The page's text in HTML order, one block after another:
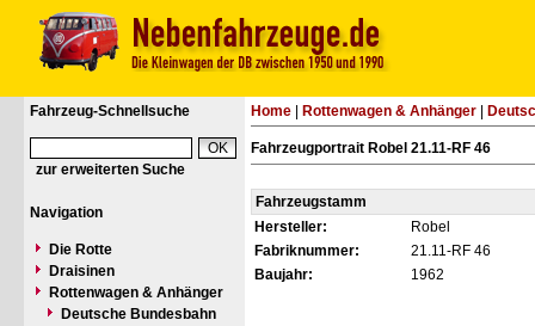
Fahrzeug-Schnellsuche
zur erweiterten Suche
Navigation
Die Rotte
Draisinen
Rottenwagen & Anhänger
Deutsche Bundesbahn
Home Rottenwagen & Anhänger
Fahrzeugportrait Robel 21.11-RF 46
Fahrzeugstamm
Hersteller:
Robel
Fabriknummer:
21.11-RF 46
Baujahr:
1962